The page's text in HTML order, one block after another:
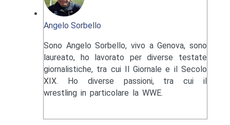
Angelo Sorbello
Sono Angelo Sorbello, vivo a Genova, sono
laureato, ho lavorato per diverse testate
giornalistiche, tra cui Il Giornale e il Secolo
XIX. Ho diverse passioni, tra cui il
wrestling in particolare la WWE.